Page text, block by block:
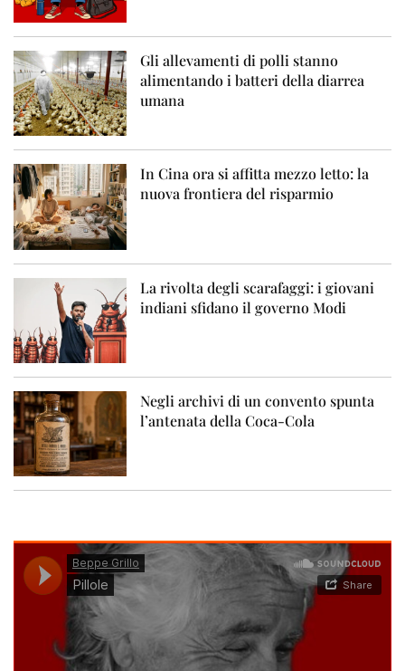
Gli allevamenti di polli stanno
alimentando i batteri della diarrea
umana
In Cina ora si affitta mezzo letto: la
nuova frontiera del risparmio
La rivolta degli scarafaggi: i giovani
indiani sfidano il governo Modi
Negli archivi di un convento spunta
l’antenata della Coca-Cola